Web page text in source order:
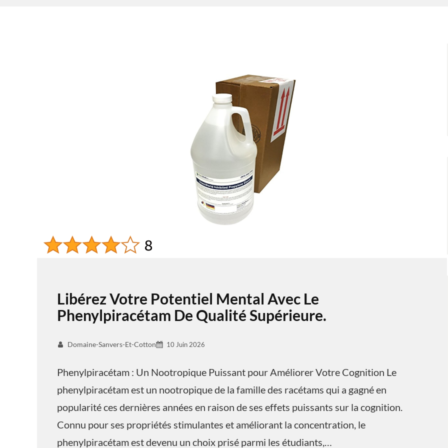
Libérez Votre Potentiel Mental Avec Le
Phenylpiracétam De Qualité Supérieure.
Domaine-Sanvers-Et-Cotton 10 Juin 2026
Phenylpiracétam : Un Nootropique Puissant pour Améliorer Votre Cognition Le
phenylpiracétam est un nootropique de la famille des racétams qui a gagné en
popularité ces dernières années en raison de ses effets puissants sur la cognition.
Connu pour ses propriétés stimulantes et améliorant la concentration, le
phenylpiracétam est devenu un choix prisé parmi les étudiants,…